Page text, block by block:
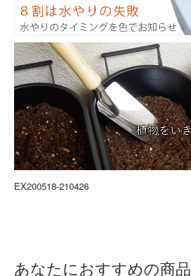
EX200518-210426
あなたにおすすめの商品